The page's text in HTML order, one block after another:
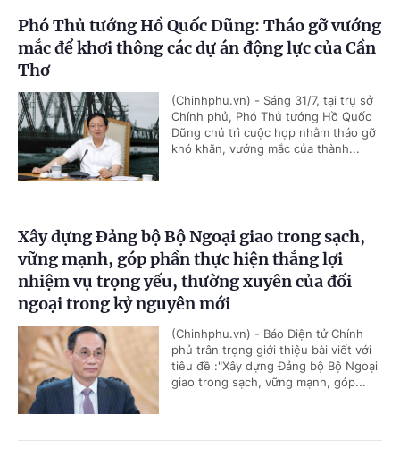
Phó Thủ tướng Hồ Quốc Dũng: Tháo gỡ vướng
mắc để khơi thông các dự án động lực của Cần
Thơ
(Chinhphu.vn) - Sáng 31/7, tại trụ sở
Chính phủ, Phó Thủ tướng Hồ Quốc
Dũng chủ trì cuộc họp nhằm tháo gỡ
khó khăn, vướng mắc của thành...
Xây dựng Đảng bộ Bộ Ngoại giao trong sạch,
vững mạnh, góp phần thực hiện thắng lợi
nhiệm vụ trọng yếu, thường xuyên của đối
ngoại trong kỷ nguyên mới
(Chinhphu.vn) - Báo Điện tử Chính
phủ trân trọng giới thiệu bài viết với
tiêu đề :"Xây dựng Đảng bộ Bộ Ngoại
giao trong sạch, vững mạnh, góp...